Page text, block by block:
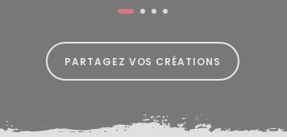
PARTAGEZ VOS CRÉATIONS